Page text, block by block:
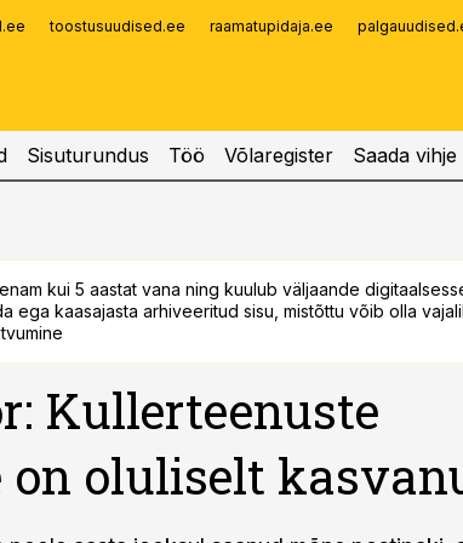
toostusuudised.ee raamatupidaja.ee
Sisuturundus Töö Võlaregister Saada vihje
kui 5 aastat vana ning kuulub väljaande
ega kaasajasta arhiveeritud sisu, mistõttu võib olla
Kullerteenuste
oluliselt